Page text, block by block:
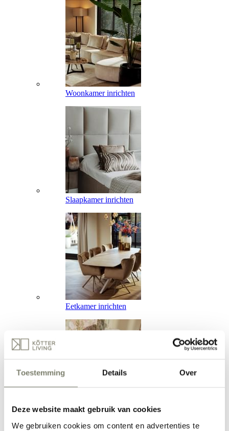
Toestemming Details Over
Deze website maakt gebruik van cookies
We gebruiken cookies om content en advertenties te
Woonkamer inrichten
Slaapkamer inrichten
Eetkamer inrichten
Werkkamer inrichten